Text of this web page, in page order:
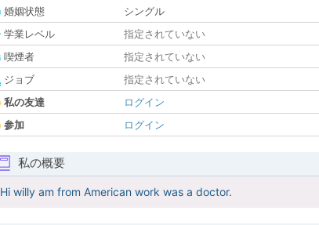
婚姻状態
シングル
学業レベル
指定されていない
喫煙者
指定されていない
ジョブ
指定されていない
私の友達
ログイン
参加
ログイン
私の概要
Hi willy am from American work was a doctor.